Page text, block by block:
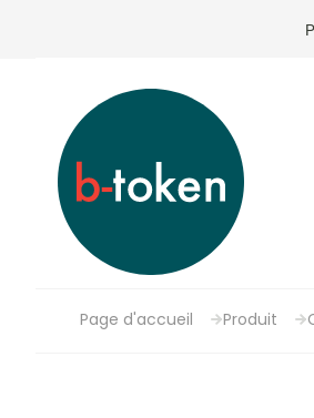
Page d'accueil Produit